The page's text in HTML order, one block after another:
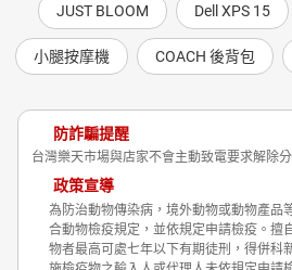
JUST BLOOM Dell XPS 15
小腿按摩機 COACH 後背包
防詐騙提醒
台灣樂天市場與店家不會主動致電要求解除
政策宣導
為防治動物傳染病，境外動物或動物產品
合動物檢疫規定，並依規定申請檢疫。擅
物者最高可處七年以下有期徒刑，得併科